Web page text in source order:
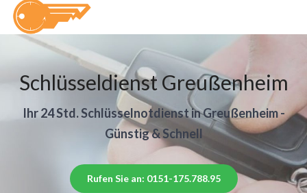
Schlüsseldienst Greußenheim
Ihr 24 Std. Schlüsselnotdienst in Greußenheim -
Günstig & Schnell
Rufen Sie an: 0151-175.788.95